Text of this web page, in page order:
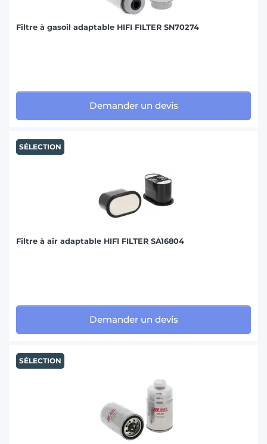
Filtre à gasoil adaptable HIFI FILTER SN70274
Demander un devis
SÉLECTION
Filtre à air adaptable HIFI FILTER SA16804
Demander un devis
SÉLECTION